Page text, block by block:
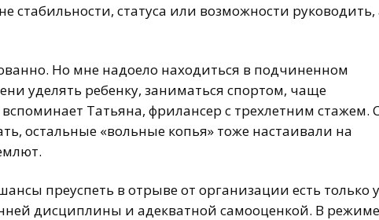
стабильности, статуса или возможности руководить,
Но мне надоело находиться в подчиненном
уделять ребенку, заниматься спортом, чаще
Татьяна, фрилансер с трехлетним стажем.
остальные «вольные копья» тоже настаивали на
преуспеть в отрыве от организации есть только у
дисциплины и адекватной самооценкой. В режиме